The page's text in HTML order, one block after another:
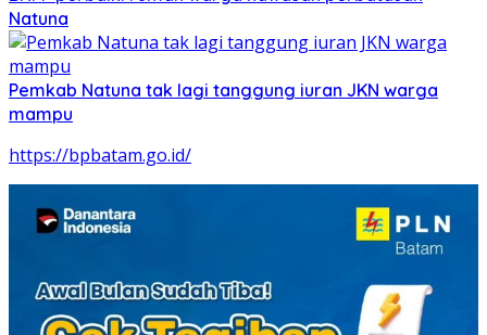
Natuna
Pemkab Natuna tak lagi tanggung iuran JKN warga
mampu
https://bpbatam.go.id/